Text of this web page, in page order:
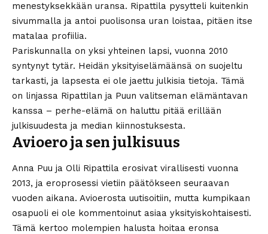
menestyksekkään uransa. Ripattila pysytteli kuitenkin
sivummalla ja antoi puolisonsa uran loistaa, pitäen itse
matalaa profiilia.
Pariskunnalla on yksi yhteinen lapsi, vuonna 2010
syntynyt tytär. Heidän yksityiselämäänsä on suojeltu
tarkasti, ja lapsesta ei ole jaettu julkisia tietoja. Tämä
on linjassa Ripattilan ja Puun valitseman elämäntavan
kanssa – perhe-elämä on haluttu pitää erillään
julkisuudesta ja median kiinnostuksesta.
Avioero ja sen julkisuus
Anna Puu ja Olli Ripattila erosivat virallisesti vuonna
2013, ja eroprosessi vietiin päätökseen seuraavan
vuoden aikana. Avioerosta uutisoitiin, mutta kumpikaan
osapuoli ei ole kommentoinut asiaa yksityiskohtaisesti.
Tämä kertoo molempien halusta hoitaa eronsa